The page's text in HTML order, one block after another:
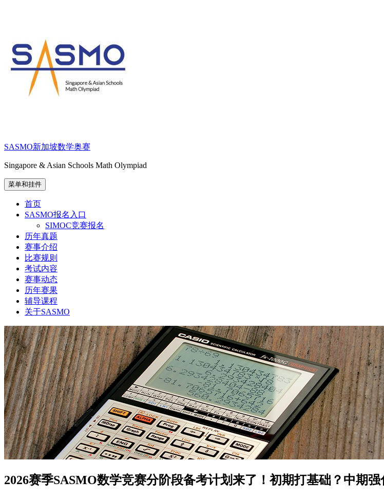
SASMO新加坡数学奥赛
Singapore & Asian Schools Math Olympiad
菜单和挂件
首页
SASMO报名入口
SIMOC竞赛报名
历年真题
赛事介绍
比赛规则
考试内容
赛事动态
历年赛果
辅导课程
关于SASMO
2026赛季SASMO数学竞赛分阶段备考计划来了！初期打基础？中期